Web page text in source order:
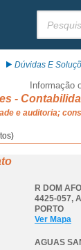
Dúvidas E
Informação
-
e auditoria;
R DOM
4425-057,
PORTO
Ver Mapa
AGUAS